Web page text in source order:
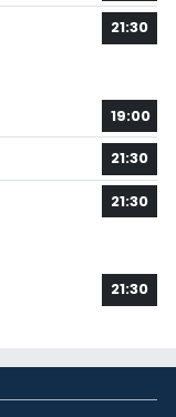
21:30
19:00
21:30
21:30
21:30